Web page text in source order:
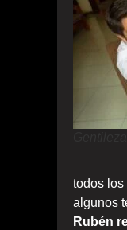
todos los
algunos
Rubén